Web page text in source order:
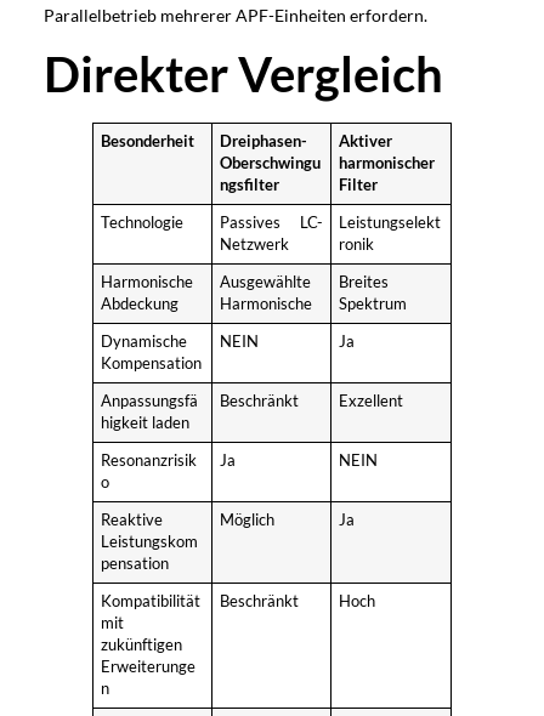
Parallelbetrieb mehrerer APF-Einheiten erfordern.
Direkter Vergleich
Besonderheit
Dreiphasen-
Oberschwingu
ngsfilter
Aktiver
harmonischer
Filter
Technologie
Passives LC-
Netzwerk
Leistungselekt
ronik
Harmonische
Abdeckung
Ausgewählte
Harmonische
Breites
Spektrum
Dynamische
Kompensation
NEIN Ja
Anpassungsfä
higkeit laden
Beschränkt Exzellent
Resonanzrisik
o
Ja NEIN
Reaktive
Leistungskom
pensation
Möglich Ja
Kompatibilität
mit
zukünftigen
Erweiterunge
n
Beschränkt Hoch